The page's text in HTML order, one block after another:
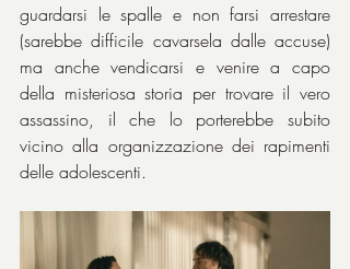
guardarsi le spalle e non farsi arrestare
(sarebbe difficile cavarsela dalle accuse)
ma anche vendicarsi e venire a capo
della misteriosa storia per trovare il vero
assassino, il che lo porterebbe subito
vicino alla organizzazione dei rapimenti
delle adolescenti.